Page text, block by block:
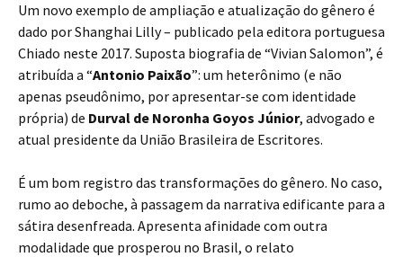
Um novo exemplo de ampliação e atualização do gênero é
dado por Shanghai Lilly – publicado pela editora portuguesa
Chiado neste 2017. Suposta biografia de “Vivian Salomon”, é
atribuída a “Antonio Paixão”: um heterônimo (e não
apenas pseudônimo, por apresentar-se com identidade
própria) de Durval de Noronha Goyos Júnior, advogado e
atual presidente da União Brasileira de Escritores.
É um bom registro das transformações do gênero. No caso,
rumo ao deboche, à passagem da narrativa edificante para a
sátira desenfreada. Apresenta afinidade com outra
modalidade que prosperou no Brasil, o relato